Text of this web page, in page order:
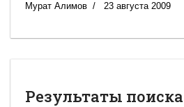
Мурат Алимов 23 августа 2009
Результаты поиска